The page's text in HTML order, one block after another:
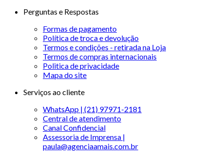
Perguntas e Respostas
Formas de pagamento
Política de troca e devolução
Termos e condições - retirada na Loja
Termos de compras internacionais
Politica de privacidade
Mapa do site
Serviços ao cliente
WhatsApp | (21) 97971-2181
Central de atendimento
Canal Confidencial
Assessoria de Imprensa |
paula@agenciaamais.com.br